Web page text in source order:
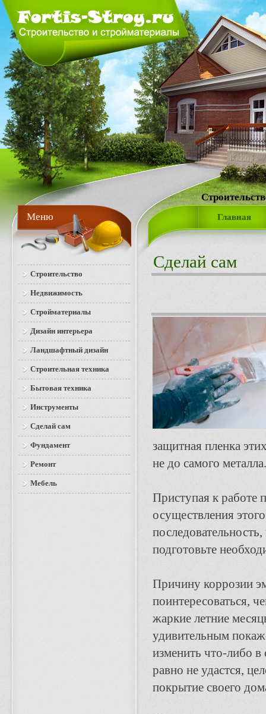
Главная
Сделай сам
защитная пленка
не до самого металла.
Приступая к работе
осуществления
подготовьте
Причину коррозии
поинтересоваться,
жаркие летние
удивительным
изменить что-либо в
равно не удастся,
покрытие своего
Меню
Строительство
Недвижимость
Стройматериалы
Дизайн интерьера
Ландшафтный дизайн
Строительная техника
Бытовая техника
Инструменты
Сделай сам
Фундамент
Ремонт
Мебель